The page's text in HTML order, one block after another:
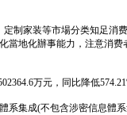
家装等市場分类知足消
地化辦事能力，注意消
万元，同比降低
集成(不包含涉密信息體